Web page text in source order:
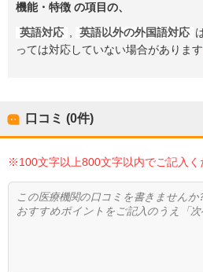
機能・特徴 の項目の、
英語対応 英語以外の外国語対応
っては対応していない場合があります
口コミ (0件)
※100文字以上800文字以内でご記入く